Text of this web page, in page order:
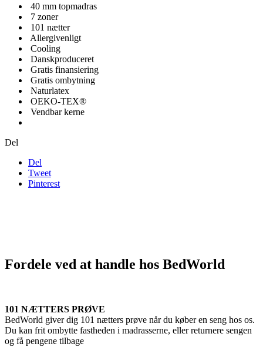
40 mm topmadras
7 zoner
101 nætter
Allergivenligt
Cooling
Danskproduceret
Gratis finansiering
Gratis ombytning
Naturlatex
OEKO-TEX®
Vendbar kerne
Del
Del
Tweet
Pinterest
Fordele ved at handle hos BedWorld
101 NÆTTERS PRØVE
BedWorld giver dig 101 nætters prøve når du køber en seng hos os.
Du kan frit ombytte fastheden i madrasserne, eller returnere sengen
og få pengene tilbage